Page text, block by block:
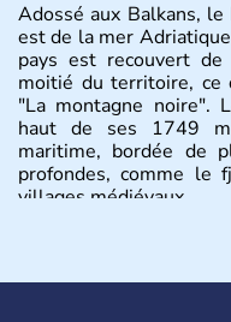
Adossé aux Balkans,
est de la mer
pays est recouvert
moitié du territoire, ce
"La montagne noire".
haut de ses 1749
maritime, bordée de
profondes, comme le
villages médiévaux.